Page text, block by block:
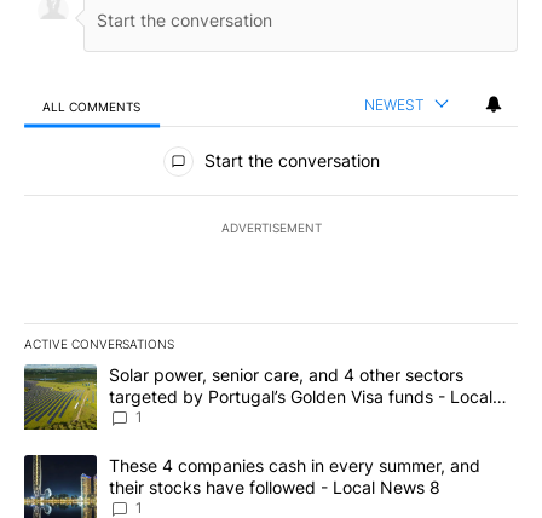
ALL COMMENTS NEWEST
All Comments
Start the conversation
ADVERTISEMENT
ACTIVE CONVERSATIONS
The following is a list of the most commented articles in the last
A trending article titled "Solar power, senior care, and 4 other
Solar power, senior care, and 4 other sectors
targeted by Portugal’s Golden Visa funds - Local
News 8
1
A trending article titled "These 4 companies cash in every
These 4 companies cash in every summer, and
their stocks have followed - Local News 8
1